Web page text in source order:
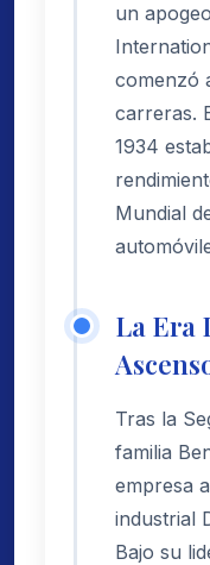
un
comenzó
carreras.
1934
Mundial
La Era
Tras la
familia
empresa
industrial
Bajo su